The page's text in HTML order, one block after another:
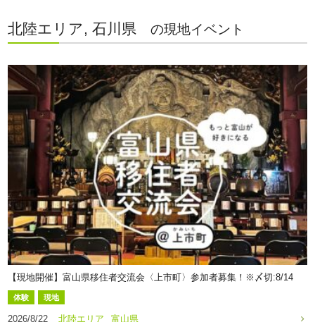
北陸エリア, 石川県 の現地イベント
【現地開催】富山県移住者交流会〈上市町〉参加者募集！※〆切:8/14
体験 現地
2026/8/22 北陸エリア 富山県